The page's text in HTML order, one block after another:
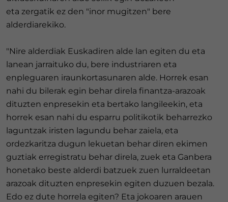
eta zergatik ez den "inor mugitzen" bere
alderdiarekiko.
"Nire alderdiak Euskadiren alde lan egiten du eta
lanean jarraituko du, bere industriaren eta
enpleguaren iraunkortasunaren alde. Horrek esan
nahi du bilerak egin behar direla finantza-arazoak
dituzten enpresekin eta bertako langileekin, eta
horrek esan nahi du esparru politikotik beharrezko
laguntzak iristen lagundu behar zaiela, eta
ordezkaritza dugun lekuetan behar diren ekimen
guztiak erregistratu behar direla, zuek eta Ganbera
honetako beste alderdi batzuek zuen lurraldeetan
arazoak dituzten enpresekin egiten duzuen bezala.
Edo ez dute horrela egiten? Eta jokoaren arauen